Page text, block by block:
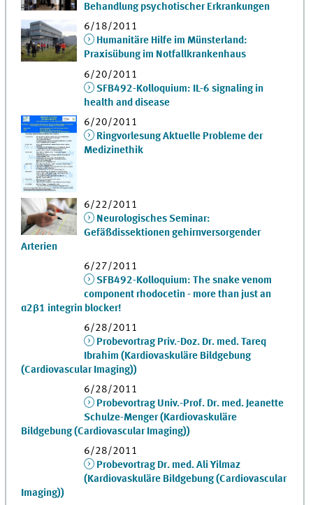
Behandlung psychotischer Erkrankungen
6/18/2011
Humanitäre Hilfe im Münsterland:
Praxisübung im Notfallkrankenhaus
6/20/2011
SFB492-Kolloquium: IL-6 signaling in
health and disease
6/20/2011
Ringvorlesung Aktuelle Probleme der
Medizinethik
6/22/2011
Neurologisches Seminar:
Gefäßdissektionen gehirnversorgender
Arterien
6/27/2011
SFB492-Kolloquium: The snake venom
component rhodocetin - more than just an
α2β1 integrin blocker!
6/28/2011
Probevortrag Priv.-Doz. Dr. med. Tareq
Ibrahim (Kardiovaskuläre Bildgebung
(Cardiovascular Imaging))
6/28/2011
Probevortrag Univ.-Prof. Dr. med. Jeanette
Schulze-Menger (Kardiovaskuläre
Bildgebung (Cardiovascular Imaging))
6/28/2011
Probevortrag Dr. med. Ali Yilmaz
(Kardiovaskuläre Bildgebung (Cardiovascular
Imaging))